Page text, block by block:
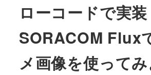
ローコードで実装
SORACOM Flux
メ画像を使ってみ